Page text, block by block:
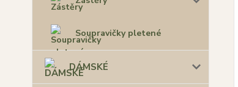
Soupravičky pletené
DÁMSKÉ